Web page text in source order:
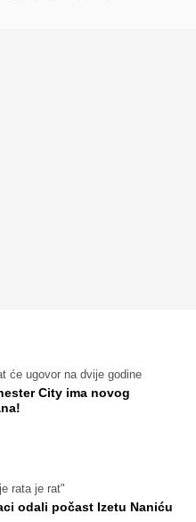
će ugovor na dvije godine
City ima novog
rata je rat"
odali počast Izetu Naniću